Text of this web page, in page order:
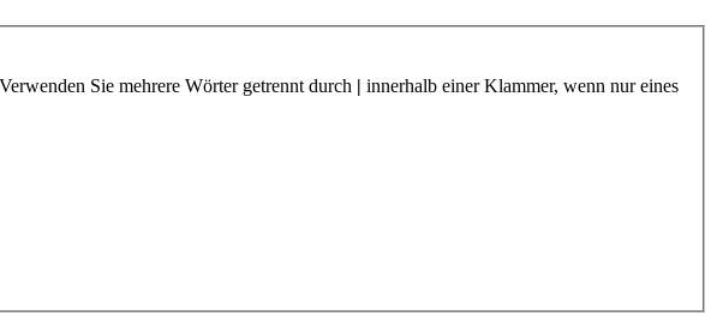
Sie mehrere Wörter getrennt durch | innerhalb einer Klammer, wenn nur eines